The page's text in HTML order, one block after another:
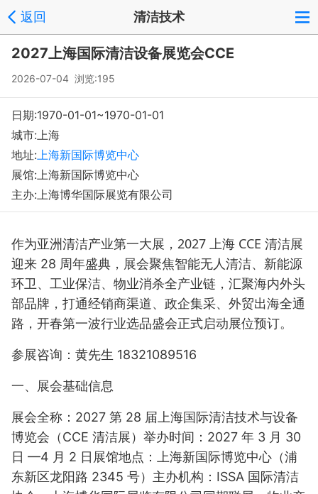
返回 清洁技术
2027上海国际清洁设备展览会CCE
2026-07-04 浏览:195
日期:1970-01-01~1970-01-01
城市:上海
地址:上海新国际博览中心
展馆:上海新国际博览中心
主办:上海博华国际展览有限公司
作为亚洲清洁产业第一大展， 2027 上海 CCE 清洁展
迎来 28 周年盛典，展会聚焦智能无人清洁、新能源
环卫、工业保洁、物业消杀全产业链，汇聚海内外头
部品牌，打通经销商渠道、政企集采、外贸出海全通
路，开春第一波行业选品盛会正式启动展位预订。
参展咨询：黄先生 18321089516
一、展会基础信息
展会全称：2027 第 28 届上海国际清洁技术与设备
博览会（CCE 清洁展）举办时间：2027 年 3 月 30
日 —4 月 2 日展馆地点：上海新国际博览中心（浦
东新区龙阳路 2345 号）主办机构： ISSA 国际清洁